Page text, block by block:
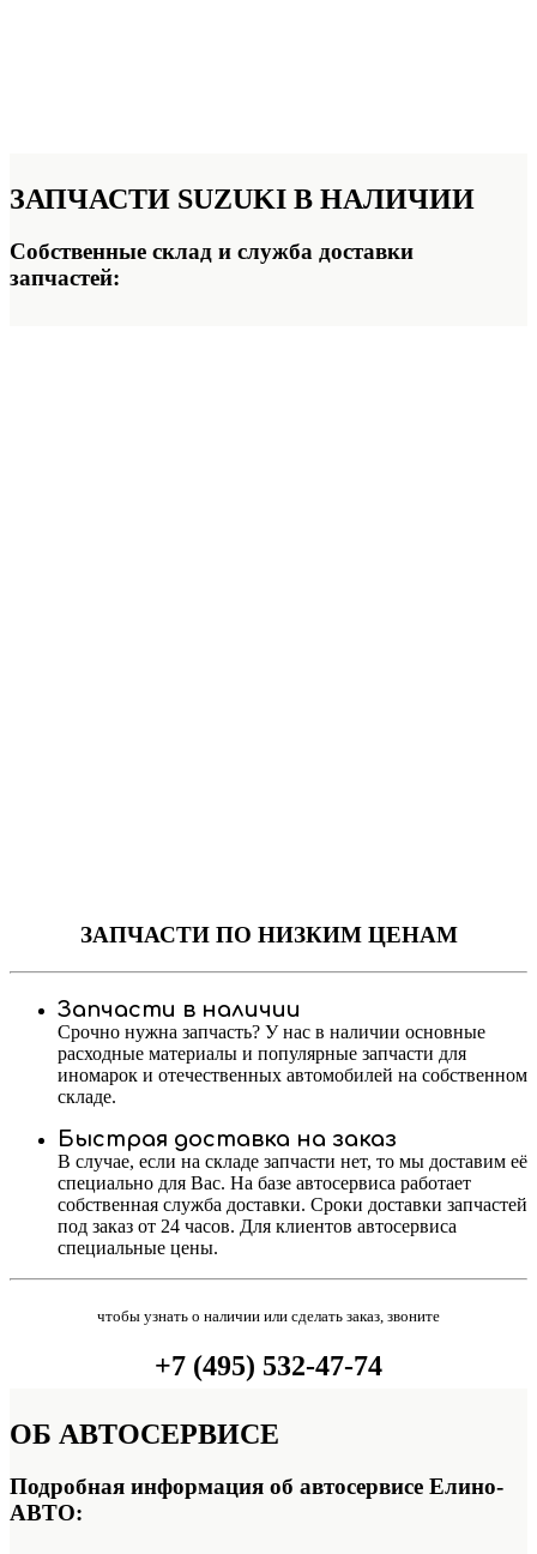
ЗАПЧАСТИ SUZUKI В НАЛИЧИИ
Собственные склад и служба доставки
запчастей:
ЗАПЧАСТИПО НИЗКИМ ЦЕНАМ
Запчасти в наличии
Срочно нужна запчасть? У нас в наличии основные
расходные материалы и популярные запчасти для
иномарок и отечественных автомобилей на собственном
складе.
Быстрая доставка на заказ
В случае, если на складе запчасти нет, то мы доставим её
специально для Вас. На базе автосервиса работает
собственная служба доставки. Сроки доставки запчастей
под заказ от 24 часов. Для клиентов автосервиса
специальные цены.
чтобы узнать о наличии или сделать заказ, звоните
+7 (495) 532-47-74
ОБ АВТОСЕРВИСЕ
Подробная информация об автосервисе Елино-
АВТО: